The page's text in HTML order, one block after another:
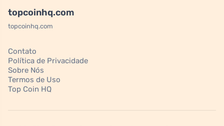
topcoinhq.com
topcoinhq.com
Contato
Política de Privacidade
Sobre Nós
Termos de Uso
Top Coin HQ